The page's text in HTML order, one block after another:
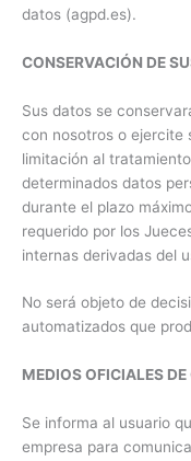
datos (agpd.es).
CONSERVACIÓN DE
Sus datos se
con nosotros o ejercite
limitación al
determinados datos
durante el plazo
requerido por los
internas derivadas del
No será objeto de
automatizados que
MEDIOS OFICIALES
Se informa al usuario
empresa para